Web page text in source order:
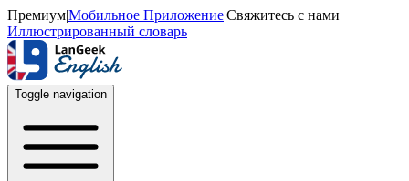
Премиум|Мобильное Приложение|Свяжитесь с нами|
Иллюстрированный словарь
Toggle navigation